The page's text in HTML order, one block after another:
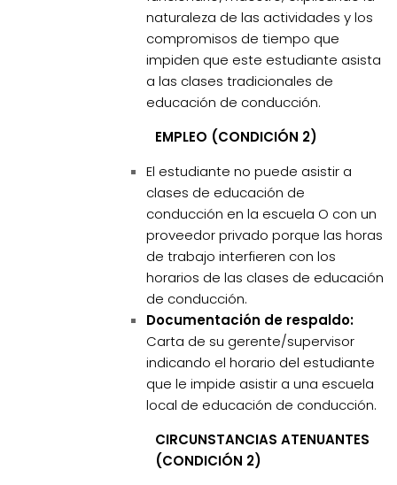
naturaleza de las actividades y los
compromisos de tiempo que
impiden que este estudiante asista
a las clases tradicionales de
educación de conducción.
EMPLEO (CONDICIÓN 2)
El estudiante no puede asistir a
clases de educación de
conducción en la escuela O con un
proveedor privado porque las horas
de trabajo interfieren con los
horarios de las clases de educación
de conducción.
Documentación de respaldo:
Carta de su gerente/supervisor
indicando el horario del estudiante
que le impide asistir a una escuela
local de educación de conducción.
CIRCUNSTANCIAS ATENUANTES
(CONDICIÓN 2)